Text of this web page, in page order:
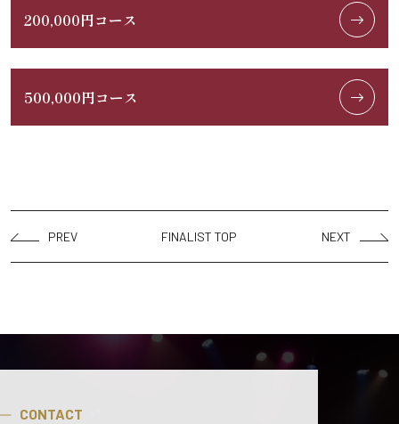
200,000円コース
500,000円コース
PREV FINALIST TOP NEXT
CONTACT